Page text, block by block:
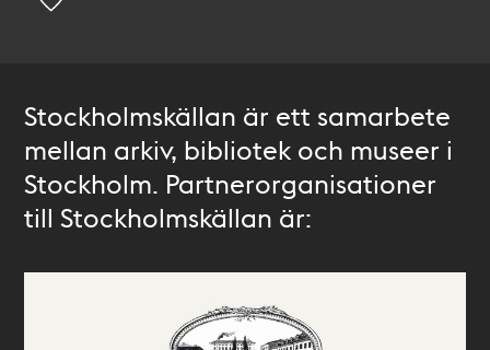
Stockholmskällan är ett samarbete
mellan arkiv, bibliotek och museer i
Stockholm. Partnerorganisationer
till Stockholmskällan är: